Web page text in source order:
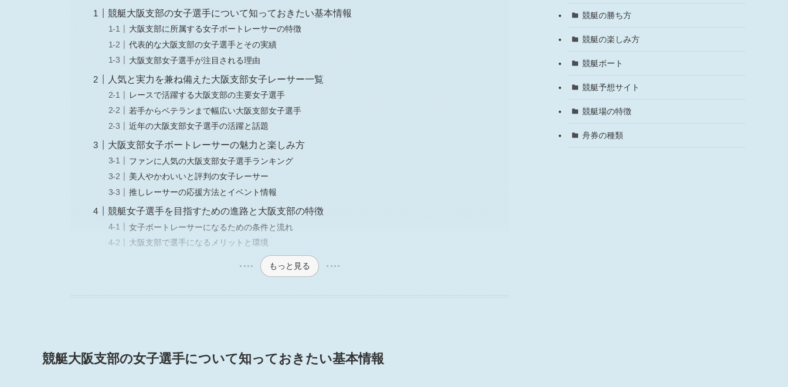
競艇大阪支部の女子選手について知っておきたい基本情報
大阪支部に所属する女子ボートレーサーの特徴
代表的な大阪支部の女子選手とその実績
大阪支部女子選手が注目される理由
人気と実力を兼ね備えた大阪支部女子レーサー一覧
レースで活躍する大阪支部の主要女子選手
若手からベテランまで幅広い大阪支部女子選手
近年の大阪支部女子選手の活躍と話題
大阪支部女子ボートレーサーの魅力と楽しみ方
ファンに人気の大阪支部女子選手ランキング
美人やかわいいと評判の女子レーサー
推しレーサーの応援方法とイベント情報
競艇女子選手を目指すための進路と大阪支部の特徴
女子ボートレーサーになるための条件と流れ
大阪支部で選手になるメリットと環境
もっと見る
競艇大阪支部の女子選手について知っておきたい基本情報
競艇の勝ち方
競艇の楽しみ方
競艇ボート
競艇予想サイト
競艇場の特徴
舟券の種類